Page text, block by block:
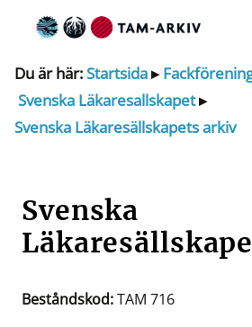
Huvudnavigering
Du är här:Startsida▸
Svenska Läkaresallskapet▸
Svenska Läkaresällskapets arkiv
Svenska
Beståndskod:TAM 716